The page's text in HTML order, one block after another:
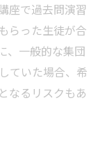
座で過去問演習
らった生徒が合
、一般的な集団
ていた場合、希
なるリスクもあ